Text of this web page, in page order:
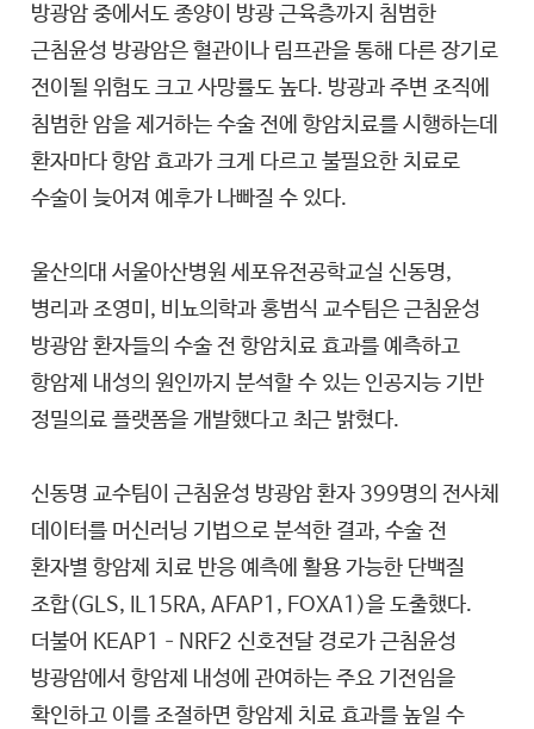
방광암 중에서도 종양이 방광 근육층까지 침범한
근침윤성 방광암은 혈관이나 림프관을 통해 다른 장기로
전이될 위험도 크고 사망률도 높다. 방광과 주변 조직에
침범한 암을 제거하는 수술 전에 항암치료를 시행하는데
환자마다 항암 효과가 크게 다르고 불필요한 치료로
수술이 늦어져 예후가 나빠질 수 있다.
울산의대 서울아산병원 세포유전공학교실 신동명,
병리과 조영미, 비뇨의학과 홍범식 교수팀은 근침윤성
방광암 환자들의 수술 전 항암치료 효과를 예측하고
항암제 내성의 원인까지 분석할 수 있는 인공지능 기반
정밀의료 플랫폼을 개발했다고 최근 밝혔다.
신동명 교수팀이 근침윤성 방광암 환자 399명의 전사체
데이터를 머신러닝 기법으로 분석한 결과, 수술 전
환자별 항암제 치료 반응 예측에 활용 가능한 단백질
조합(GLS, IL15RA, AFAP1, FOXA1)을 도출했다.
더불어 KEAP1–NRF2 신호전달 경로가 근침윤성
방광암에서 항암제 내성에 관여하는 주요 기전임을
확인하고 이를 조절하면 항암제 치료 효과를 높일 수